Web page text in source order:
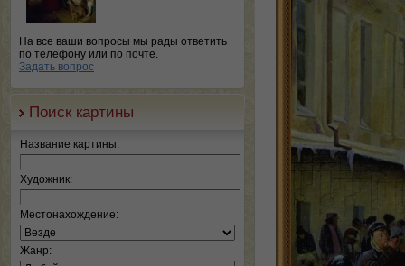
На все ваши вопросы мы рады ответить
по телефону или по почте.
Задать вопрос
Поиск картины
Название картины:
Художник:
Местонахождение:
Жанр: